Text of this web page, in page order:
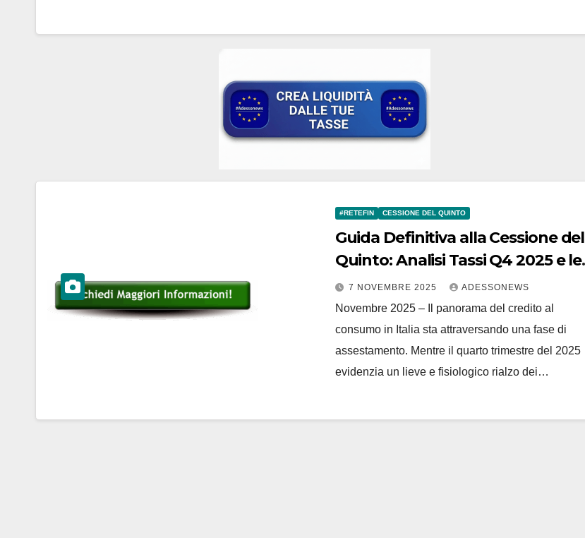
#RETEFIN CESSIONE DEL QUINTO
Guida Definitiva alla Cessione del
Quinto: Analisi Tassi Q4 2025 e le
Soluzioni di Retefin.it – #Retefin –
Retefin – #Finsubito – Finsubito –
#Adessonews – #Adessonews –
#Finsubito – Adessonews
7 NOVEMBRE 2025 ADESSONEWS
Novembre 2025 – Il panorama del credito al
consumo in Italia sta attraversando una fase di
assestamento. Mentre il quarto trimestre del 2025
evidenzia un lieve e fisiologico rialzo dei…